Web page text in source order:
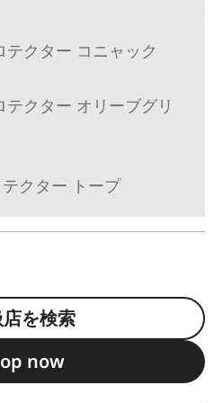
テクター コニャック
テクター オリーブグリ
クター トープ
を検索
now